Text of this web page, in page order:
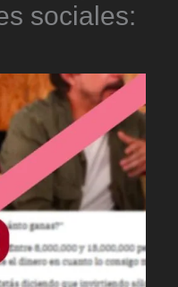
sociales: